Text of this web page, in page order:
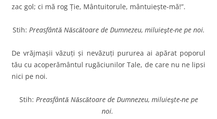
zac gol; ci mă rog Ţie, Mântuitorule, mântuieşte-mă!”.
Stih: Preasfântă Născătoare de Dumnezeu, miluieşte-ne pe noi.
De vrăjmaşii văzuţi şi nevăzuţi pururea ai apărat poporul
tău cu acoperământul rugăciunilor Tale, de care nu ne lipsi
nici pe noi.
Stih: Preasfântă Născătoare de Dumnezeu, miluieşte-ne pe
noi.